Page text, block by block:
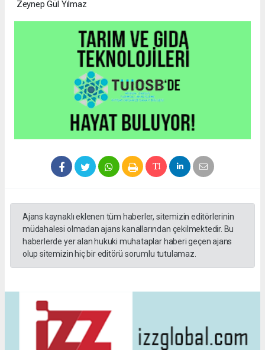
Zeynep Gül Yılmaz
Ajans kaynaklı eklenen tüm haberler, sitemizin editörlerinin
müdahalesi olmadan ajans kanallarından çekilmektedir. Bu
haberlerde yer alan hukuki muhataplar haberi geçen ajans
olup sitemizin hiç bir editörü sorumlu tutulamaz.